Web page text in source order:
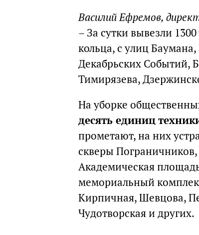
Василий Ефремов,
– За сутки вывезли
кольца, с улиц
Декабрьских Событий,
Тимирязева,
На уборке
десять единиц
прометают, на них
скверы
Академическая
мемориальный
Кирпичная, Шевцова,
Чудотворская и других.